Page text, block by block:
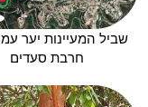
שביל המעיינות יער
חרבת סעדים